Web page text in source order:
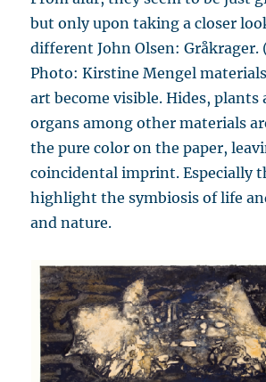
but only upon taking a closer
different John Olsen: Gråkrager.
Photo: Kirstine Mengel
art become visible. Hides, plants
organs among other materials
the pure color on the paper,
coincidental imprint. Especially
highlight the symbiosis of life
and nature.